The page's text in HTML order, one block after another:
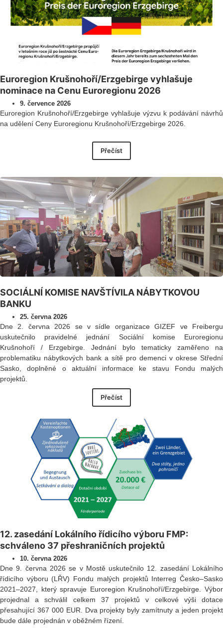
Euroregion Krušnohoří/Erzgebirge vyhlašuje
nominace na Cenu Euroregionu 2026
9. července 2026
Euroregion Krušnohoří/Erzgebirge vyhlašuje výzvu k podávání návrhů
na udělení Ceny Euroregionu Krušnohoří/Erzgebirge 2026.
Přečíst
SOCIÁLNÍ KOMISE NAVŠTÍVILA NÁBYTKOVOU
BANKU
25. června 2026
Dne 2. června 2026 se v sídle organizace GIZEF ve Freibergu
uskutečnilo pravidelné jednání Sociální komise Euroregionu
Krušnohoří / Erzgebirge. Jednání bylo tematicky zaměřeno na
problematiku nábytkových bank a sítě pro demenci v okrese Střední
Sasko, doplněné o aktuální informace ke stavu Fondu malých
projektů.
Přečíst
12. zasedání Lokálního řídicího výboru FMP:
schváleno 37 přeshraničních projektů
10. června 2026
Dne 9. června 2026 se v Mostě uskutečnilo 12. zasedání Lokálního
řídicího výboru (LŘV) Fondu malých projektů Interreg Česko–Sasko
2021–2027, který spravuje Euroregion Krušnohoří/Erzgebirge. Výbor
projednal a schválil celkem 37 projektů v celkové výši dotace
přesahující 367 000 EUR. Dva projekty byly zamítnuty a jeden projekt
bude dále projednán v oběžném řízení.